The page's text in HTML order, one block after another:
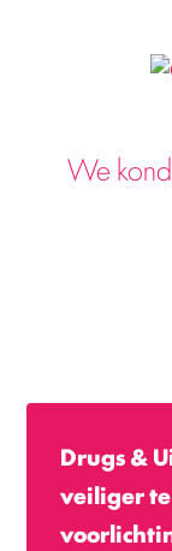
We
Drugs &
veiliger